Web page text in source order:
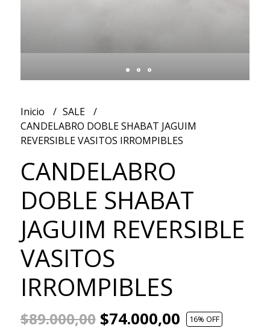
Inicio
SALE
CANDELABRO DOBLE SHABAT JAGUIM
REVERSIBLE VASITOS IRROMPIBLES
CANDELABRO
DOBLE SHABAT
JAGUIM REVERSIBLE
VASITOS
IRROMPIBLES
$89.000,00$74.000,00 16% OFF